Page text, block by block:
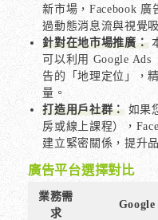
新市場，Facebook
過動態消息流與視覺
針對在地市場推廣：
可以利用 Google Ads
告的「地理定位」，
量。
打造用戶社群： 如果
房或線上課程），
建立緊密關係，提升
廣告平台選擇對比
業務需
求
Google